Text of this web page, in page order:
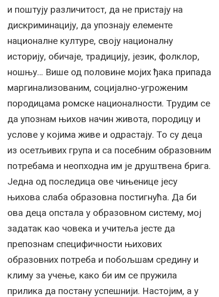
и поштују различитост, да не пристају на
дискриминацију, да упознају елементе
националне културе, своју националну
историју, обичаје, традицију, језик, фолклор,
ношњу… Више од половине мојих ђака припада
маргинализованим, социјално-угроженим
породицама ромске националности. Трудим се
да упознам њихов начин живота, породицу и
услове у којима живе и одрастају. То су деца
из осетљивих група и са посебним образовним
потребама и неопходна им је друштвена брига.
Једна од последица ове чињенице јесу
њихова слаба образовна постигнућа. Да би
ова деца опстала у образовном систему, мој
задатак као човека и учитеља јесте да
препознам специфичности њихових
образовних потреба и побољшам средину и
климу за учење, како би им се пружила
прилика да постану успешнији. Настојим, а у